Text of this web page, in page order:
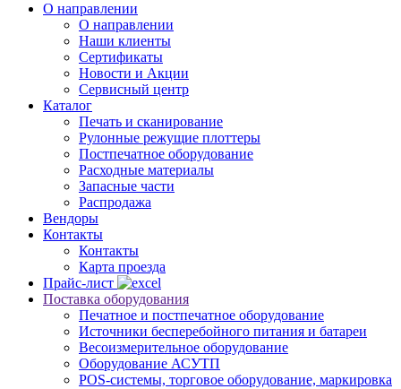
О направлении
О направлении
Наши клиенты
Сертификаты
Новости и Акции
Сервисный центр
Каталог
Печать и сканирование
Рулонные режущие плоттеры
Постпечатное оборудование
Расходные материалы
Запасные части
Распродажа
Вендоры
Контакты
Контакты
Карта проезда
Прайс-лист
Поставка оборудования
Печатное и постпечатное оборудование
Источники бесперебойного питания и батареи
Весоизмерительное оборудование
Оборудование АСУТП
POS-системы, торговое оборудование, маркировка